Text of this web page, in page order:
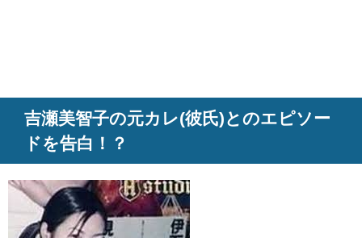
吉瀬美智子の元カレ(彼氏)とのエピソー
ドを告白！？